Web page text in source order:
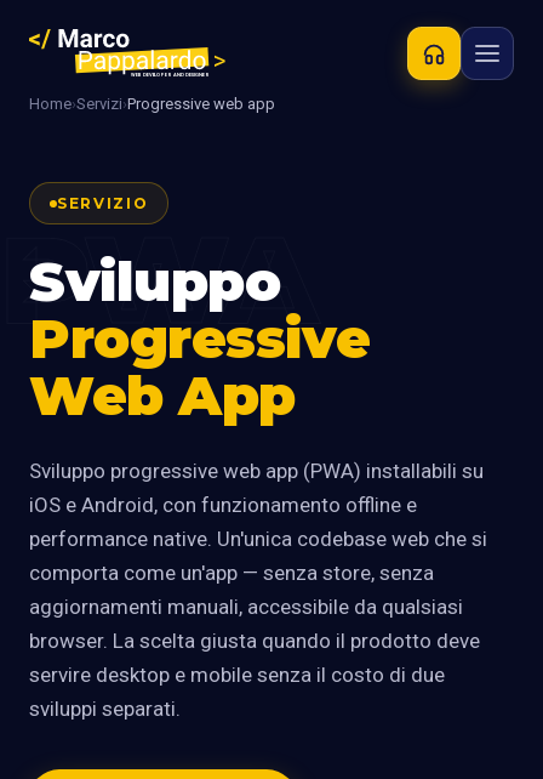
Home›Servizi›Progressive web app
PWA
SERVIZIO
Sviluppo
Progressive
Web App
Sviluppo progressive web app (PWA) installabili su
iOS e Android, con funzionamento offline e
performance native. Un'unica codebase web che si
comporta come un'app — senza store, senza
aggiornamenti manuali, accessibile da qualsiasi
browser. La scelta giusta quando il prodotto deve
servire desktop e mobile senza il costo di due
sviluppi separati.